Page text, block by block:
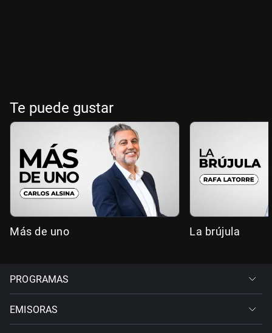
Te puede gustar
Más de uno La brújula
PROGRAMAS
EMISORAS